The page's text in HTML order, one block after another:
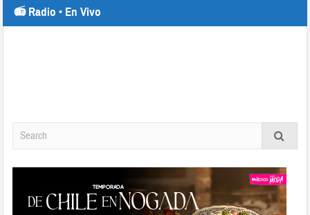
📻 Radio • En Vivo